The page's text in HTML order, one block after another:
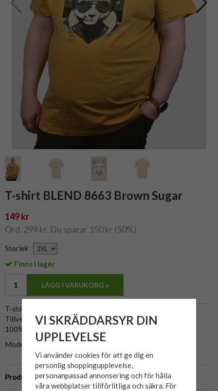
T-shirt BLEND 8663 Brown Sugar
149 kr
Ord. 299 kr. Du sparar 150 kr (50%)
Storlek
Finns i lager
LÄGG I VARUKORG »
Produktbeskrivning
T-shirt med tryck framtill.
Tillverkas av Blend.
100% bomull.
Modellen på bild är 185cm och använder 3XL.
VI SKRÄDDARSYR DIN
UPPLEVELSE
Vi använder cookies för att ge dig en
personlig shoppingupplevelse,
personanpassad annonsering och för hålla
våra webbplatser tillförlitliga och säkra. För